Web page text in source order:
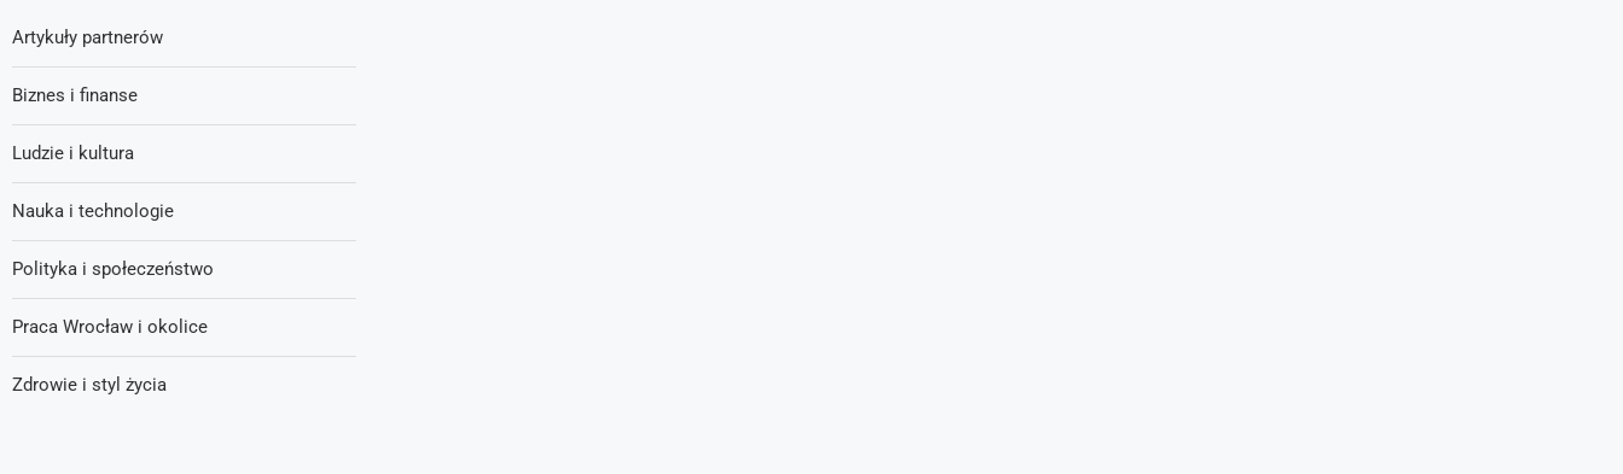
Artykuły partnerów
Biznes i finanse
Ludzie i kultura
Nauka i technologie
Polityka i społeczeństwo
Praca Wrocław i okolice
Zdrowie i styl życia